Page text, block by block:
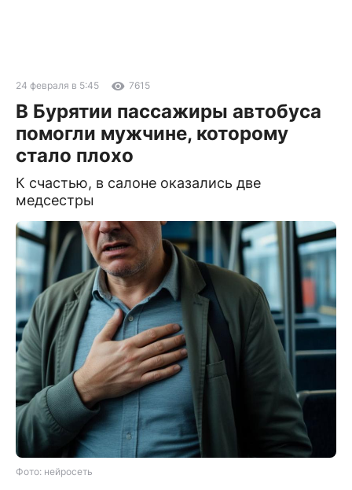
24 февраля в 5:45 7615
В Бурятии пассажиры автобуса
помогли мужчине, которому
стало плохо
К счастью, в салоне оказались две
медсестры
Фото: нейросеть